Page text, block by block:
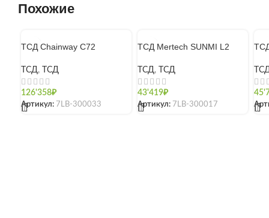
Похожие
ТСД Chainway C72
ТСД, ТСД
126'358₽
Артикул: 7LB-300033
[]
ТСД Mertech SUNMI L2
ТСД, ТСД
43'419₽
Артикул: 7LB-300017
[] []